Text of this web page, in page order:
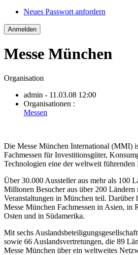
Neues Passwort anfordern
Messe München
Organisation
admin - 11.03.08 12:00
Organisationen :
Messen
Die Messe München International (MMI)
Fachmessen für Investitionsgüter,
Technologien eine der weltweit führenden
Über 30.000 Aussteller aus mehr als 100
Millionen Besucher aus über 200 Ländern
Veranstaltungen in München teil. Darüber
Messe München Fachmessen in Asien, in
Osten und in Südamerika.
Mit sechs
sowie 66 Auslandsvertretungen, die 89
Messe München über ein weltweites